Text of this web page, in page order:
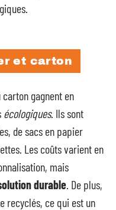
et carton
carton gagnent en
écologiques. Ils sont
de sacs en papier
Les coûts varient en
mais
durable . De plus,
recyclés, ce qui est un